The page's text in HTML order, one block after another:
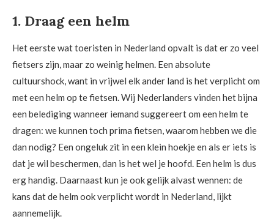
1. Draag een helm
Het eerste wat toeristen in Nederland opvalt is dat er zo veel
fietsers zijn, maar zo weinig helmen. Een absolute
cultuurshock, want in vrijwel elk ander land is het verplicht om
met een helm op te fietsen. Wij Nederlanders vinden het bijna
een belediging wanneer iemand suggereert om een helm te
dragen: we kunnen toch prima fietsen, waarom hebben we die
dan nodig? Een ongeluk zit in een klein hoekje en als er iets is
dat je wil beschermen, dan is het wel je hoofd. Een helm is dus
erg handig. Daarnaast kun je ook gelijk alvast wennen: de
kans dat de helm ook verplicht wordt in Nederland, lijkt
aannemelijk.